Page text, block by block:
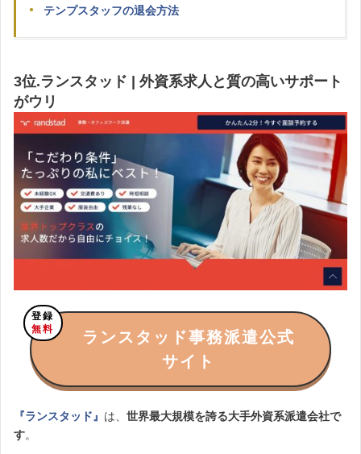
テンプスタッフの退会方法
3位.ランスタッド | 外資系求人と質の高いサポート
がウリ
登録
無料
ランスタッド事務派遣公式
サイト
『ランスタッド』 は、 世界最大規模を誇る大手外資系派遣会社で
す。